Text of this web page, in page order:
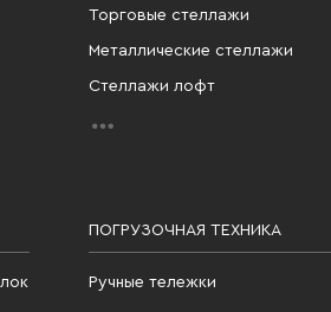
Торговые стеллажи
Металлические стеллажи
Стеллажи лофт
ПОГРУЗОЧНАЯ ТЕХНИКА
Ручные тележки